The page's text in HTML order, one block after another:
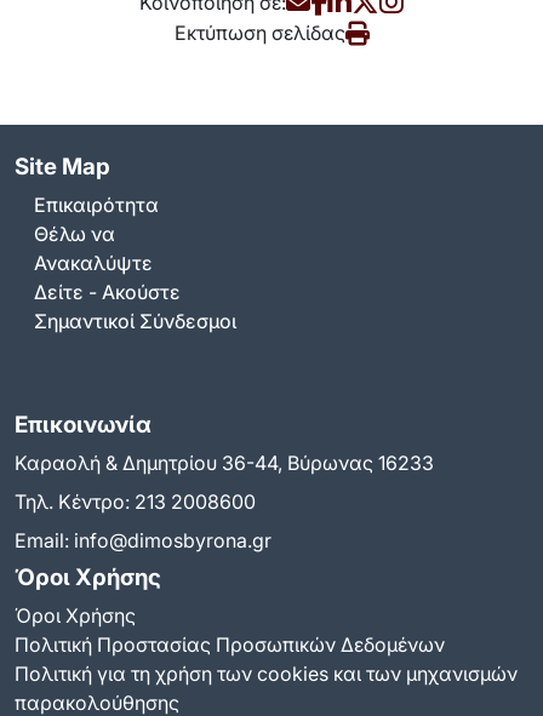
Εκτύπωση σελίδας
Site Map
Επικαιρότητα
Θέλω να
Ανακαλύψτε
Δείτε - Ακούστε
Σημαντικοί Σύνδεσμοι
Επικοινωνία
Καραολή & Δημητρίου 36-44, Βύρωνας 16233
Τηλ. Κέντρο: 213 2008600
Email: info@dimosbyrona.gr
Όροι Χρήσης
Όροι Χρήσης
Πολιτική Προστασίας Προσωπικών Δεδομένων
Πολιτική για τη χρήση των cookies και των μηχανισμών
παρακολούθησης